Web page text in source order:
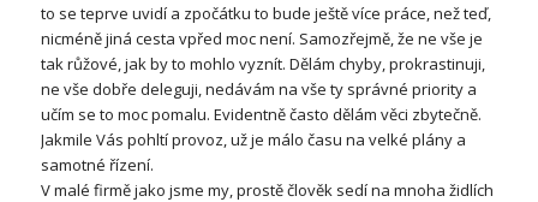
to se teprve uvidí a zpočátku to bude ještě více práce, než teď,
nicméně jiná cesta vpřed moc není. Samozřejmě, že ne vše je
tak růžové, jak by to mohlo vyznít. Dělám chyby, prokrastinuji,
ne vše dobře deleguji, nedávám na vše ty správné priority a
učím se to moc pomalu. Evidentně často dělám věci zbytečně.
Jakmile Vás pohltí provoz, už je málo času na velké plány a
samotné řízení.
V malé firmě jako jsme my, prostě člověk sedí na mnoha židlích